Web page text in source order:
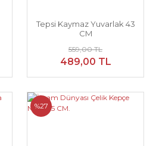
Tepsi Kaymaz Yuvarlak 43
CM
559,00 TL
489,00 TL
%27